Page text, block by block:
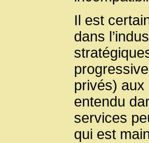
Il est
dans
privés)
entendu
services
qui est